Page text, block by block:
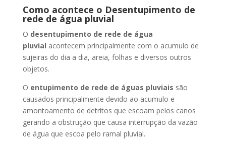
Como acontece o Desentupimento de
rede de água pluvial
O desentupimento de rede de água
pluvial acontecem principalmente com o acumulo de
sujeiras do dia a dia, areia, folhas e diversos outros
objetos.
O entupimento de rede de águas pluviais são
causados principalmente devido ao acumulo e
amontoamento de detritos que escoam pelos canos
gerando a obstrução que causa interrupção da vazão
de água que escoa pelo ramal pluvial.